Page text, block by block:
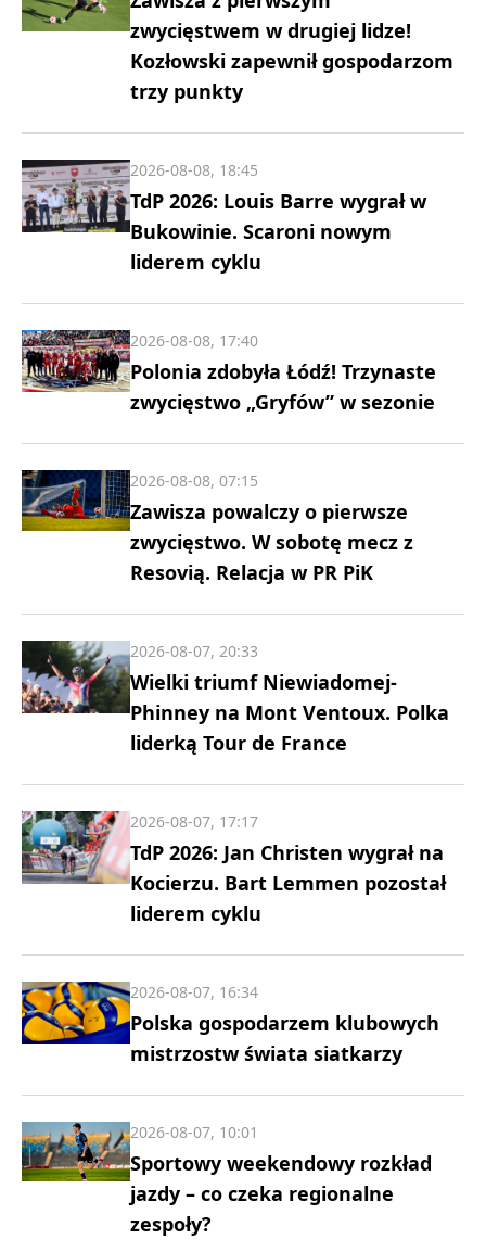
zwycięstwem w drugiej lidze!
Kozłowski zapewnił gospodarzom
trzy punkty
TdP 2026: Louis Barre wygrał w
Bukowinie. Scaroni nowym
liderem cyklu
2026-08-08, 18:45
Polonia zdobyła Łódź! Trzynaste
zwycięstwo „Gryfów” w sezonie
2026-08-08, 17:40
Zawisza powalczy o pierwsze
zwycięstwo. W sobotę mecz z
Resovią. Relacja w PR PiK
2026-08-08, 07:15
Wielki triumf Niewiadomej-
Phinney na Mont Ventoux. Polka
liderką Tour de France
2026-08-07, 20:33
TdP 2026: Jan Christen wygrał na
Kocierzu. Bart Lemmen pozostał
liderem cyklu
2026-08-07, 17:17
Polska gospodarzem klubowych
mistrzostw świata siatkarzy
2026-08-07, 16:34
Sportowy weekendowy rozkład
jazdy – co czeka regionalne
zespoły?
2026-08-07, 10:01